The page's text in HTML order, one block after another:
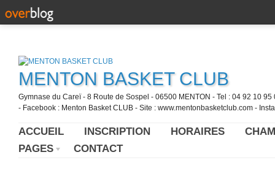
MENTON BASKET CLUB
Gymnase du Careï - 8 Route de Sospel - 06500 MENTON - Tel : 04 92 10
- Facebook : Menton Basket CLUB - Site : www.mentonbasketclub.com -
ACCUEIL INSCRIPTION HORAIRES
PAGES
CONTACT